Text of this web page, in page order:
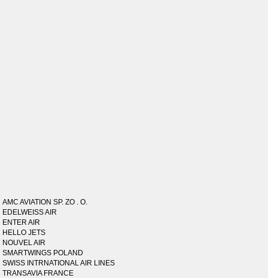
AMC AVIATION SP. ZO . O.
EDELWEISS AIR
ENTER AIR
HELLO JETS
NOUVEL AIR
SMARTWINGS POLAND
SWISS INTRNATIONAL AIR LINES
TRANSAVIA FRANCE